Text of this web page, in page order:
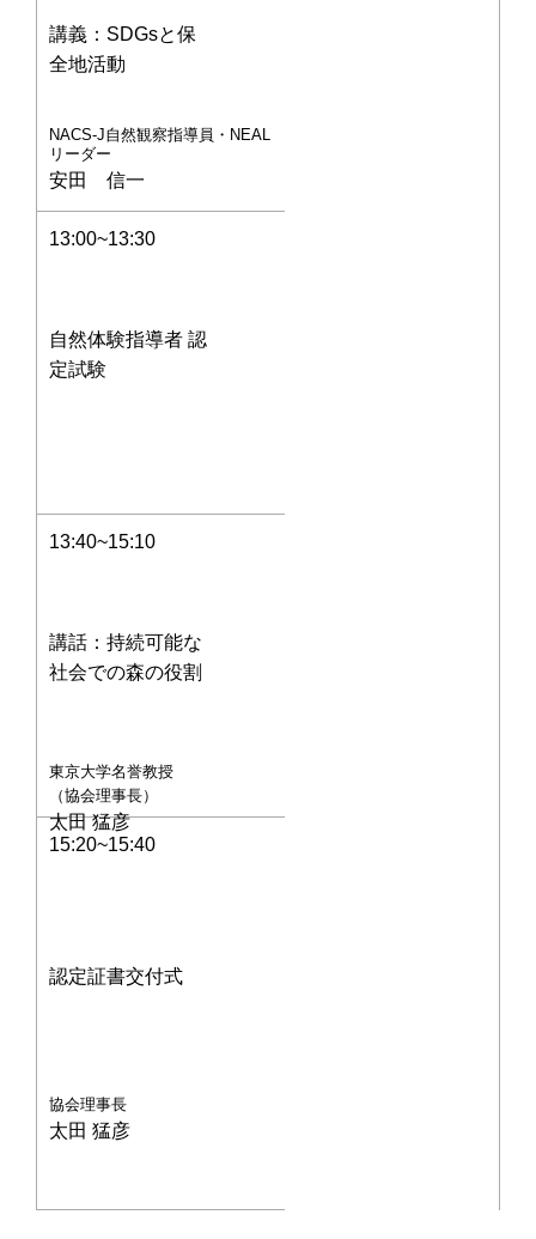
講義：SDGsと保
全地活動
NACS-J自然観察指導員・NEAL
リーダー
安田 信一
13:00~13:30
自然体験指導者 認
定試験
13:40~15:10
講話：持続可能な
社会での森の役割
東京大学名誉教授
（協会理事長）
太田 猛彦
15:20~15:40
認定証書交付式
協会理事長
太田 猛彦